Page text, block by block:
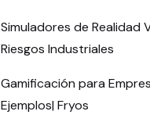
Simuladores de Realidad
Riesgos Industriales
Gamificación para
Ejemplos| Fryos